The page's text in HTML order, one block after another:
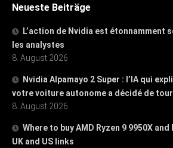
Neueste Beiträge
L’action de Nvidia est étonnamment
les analystes
8. August 2026
Nvidia Alpamayo 2 Super : l’IA qui
votre voiture autonome a décidé de
8. August 2026
Where to buy AMD Ryzen 9 9950X and
UK and US links